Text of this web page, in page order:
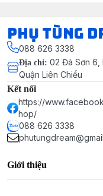
Phụ Tùng
088 626 3338
Địa chỉ: 02 Đà Sơn 6,
Quận Liên Chiểu
Kết nối
https://
hop/
088 626 3338
Giới thiệu